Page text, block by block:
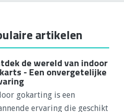
artikelen
de wereld van indoor
- Een onvergetelijke
gokarting is een
ervaring die geschikt